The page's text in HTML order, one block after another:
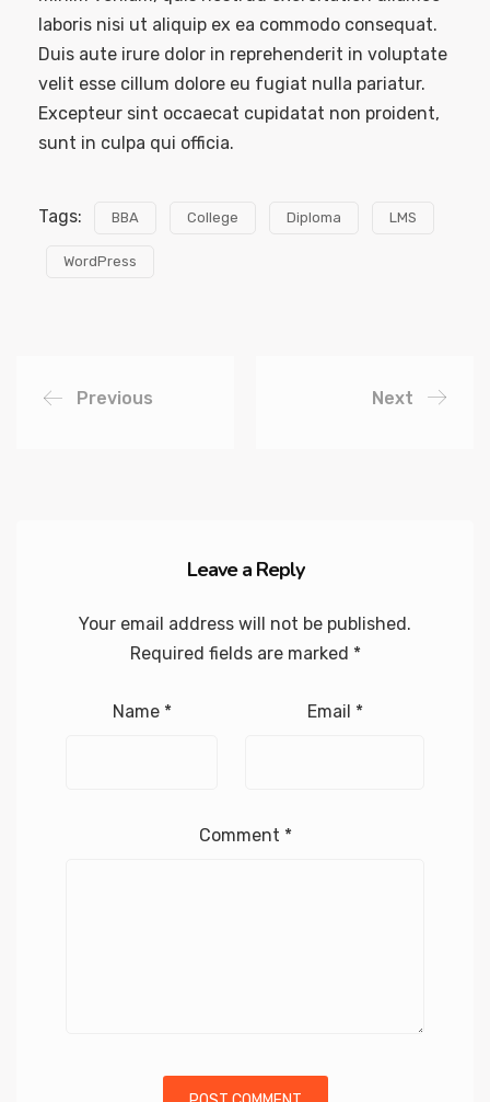
laboris nisi ut aliquip ex ea commodo consequat.
Duis aute irure dolor in reprehenderit in voluptate
velit esse cillum dolore eu fugiat nulla pariatur.
Excepteur sint occaecat cupidatat non proident,
sunt in culpa qui officia.
Tags: BBA College Diploma LMS
WordPress
Previous Next
Leave a Reply
Your email address will not be published.
Required fields are marked *
Name * Email *
Comment *